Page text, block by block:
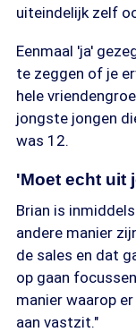
uiteindelijk zelf
Eenmaal 'ja'
te zeggen of je
hele
jongste jongen
was 12.
'Moet echt uit
Brian is
andere manier
de sales en dat
op gaan
manier waarop
aan vastzit."